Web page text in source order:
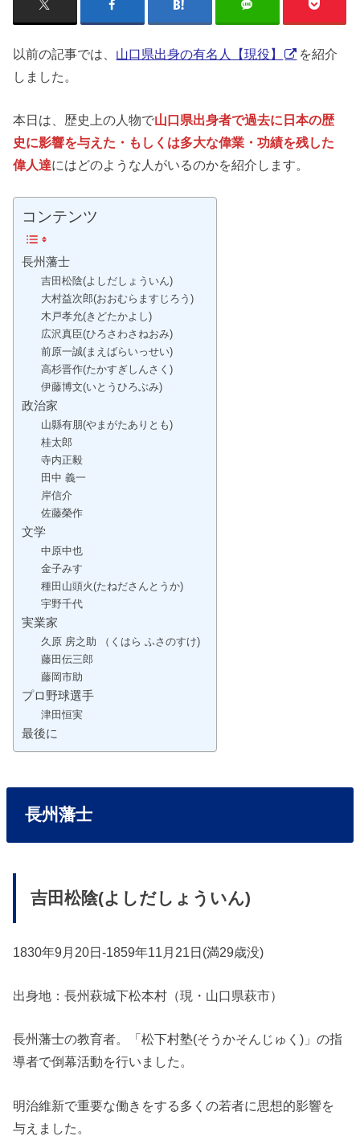
以前の記事では、 山口県出身の有名人【現役】
を紹介
しました。
本日は、歴史上の人物で山口県出身者で過去に日本の歴
史に影響を与えた・もしくは多大な偉業・功績を残した
偉人達にはどのような人がいるのかを紹介します。
コンテンツ
長州藩士
吉田松陰(よしだしょういん)
大村益次郎(おおむらますじろう)
木戸孝允(きどたかよし)
広沢真臣(ひろさわさねおみ)
前原一誠(まえばらいっせい)
高杉晋作(たかすぎしんさく)
伊藤博文(いとうひろぶみ)
政治家
山縣有朋(やまがたありとも)
桂太郎
寺内正毅
田中 義一
岸信介
佐藤榮作
文学
中原中也
金子みすゞ
種田山頭火(たねださんとうか)
宇野千代
実業家
久原 房之助 （くはら ふさのすけ)
藤田伝三郎
藤岡市助
プロ野球選手
津田恒実
最後に
長州藩士
吉田松陰(よしだしょういん)
1830年9月20日-1859年11月21日(満29歳没)
出身地：長州萩城下松本村（現・山口県萩市）
長州藩士の教育者。「松下村塾(そうかそんじゅく)」の指
導者で倒幕活動を行いました。
明治維新で重要な働きをする多くの若者に思想的影響を
与えました。